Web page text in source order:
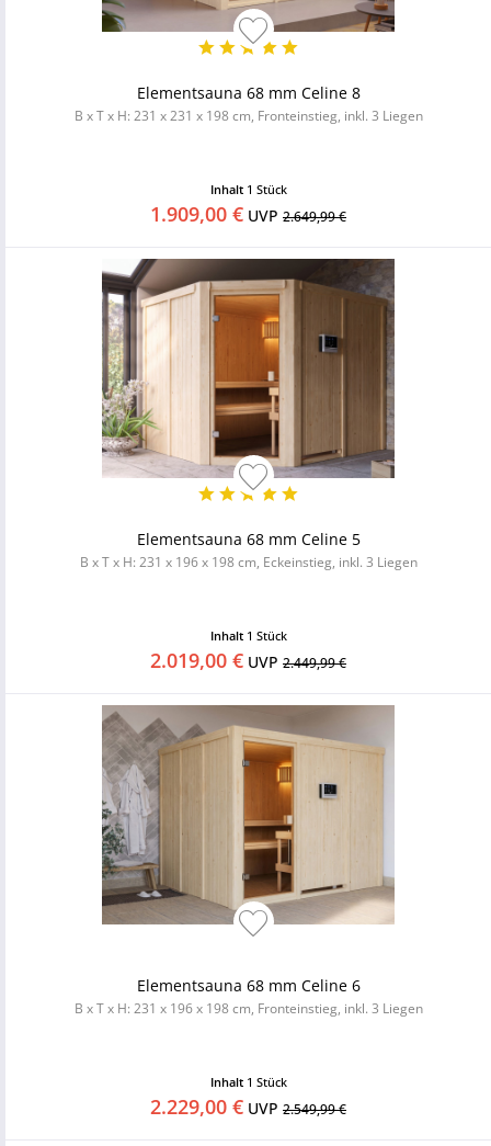
Elementsauna 68 mm Celine 8
B x T x H: 231 x 231 x 198 cm, Fronteinstieg, inkl. 3 Liegen
Inhalt 1 Stück
1.909,00 € UVP 2.649,99 €
Elementsauna 68 mm Celine 5
B x T x H: 231 x 196 x 198 cm, Eckeinstieg, inkl. 3 Liegen
Inhalt 1 Stück
2.019,00 € UVP 2.449,99 €
Elementsauna 68 mm Celine 6
B x T x H: 231 x 196 x 198 cm, Fronteinstieg, inkl. 3 Liegen
Inhalt 1 Stück
2.229,00 € UVP 2.549,99 €